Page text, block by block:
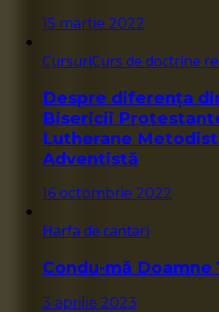
15 martie 2022
CursuriCurs de doctrine
Despre diferența
Bisericii
Lutherane
Adventistă
16 octombrie 2022
Harfa de cantari
Condu-mă Doamne
3 aprilie 2023